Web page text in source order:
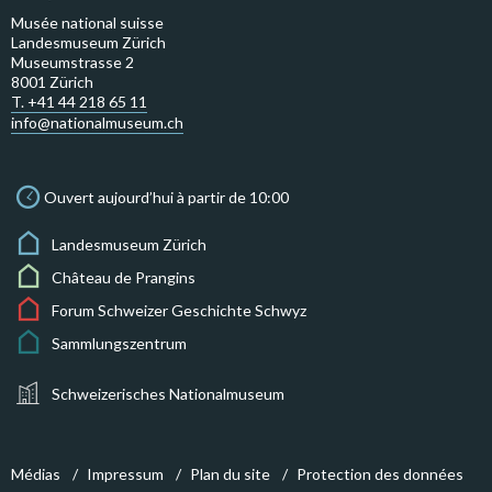
Musée national suisse
Landesmuseum Zürich
Museumstrasse 2
8001 Zürich
T. +41 44 218 65 11
info@nationalmuseum.ch
Ouvert aujourd’hui à partir de 10:00
Landesmuseum Zürich
Château de Prangins
Forum Schweizer Geschichte Schwyz
Sammlungszentrum
Schweizerisches Nationalmuseum
Médias Impressum Plan du site Protection des données